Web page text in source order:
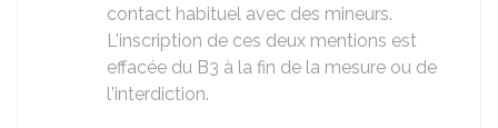
contact habituel avec des mineurs.
L'inscription de ces deux mentions est
effacée du B3 à la fin de la mesure ou de
l'interdiction.